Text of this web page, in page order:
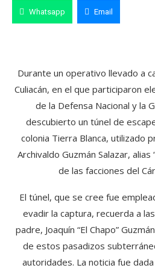
Whatsapp Email
Durante un operativo llevado a
Culiacán, en el que participaron
de la Defensa Nacional y la
descubierto un túnel de
colonia Tierra Blanca, utilizado
Archivaldo Guzmán Salazar, alias
de las facciones del
El túnel, que se cree fue
evadir la captura, recuerda a
padre, Joaquín “El Chapo”
de estos pasadizos
autoridades. La noticia fue